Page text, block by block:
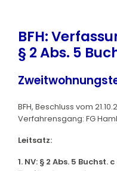
BFH:
§ 2 Abs. 5
BFH, Beschluss vom
Verfahrensgang: FG
Leitsatz:
1. NV: § 2 Abs. 5